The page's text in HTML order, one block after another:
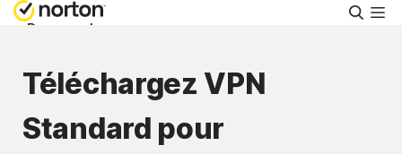
Personnel
Small Business
Ressources
Téléchargez VPN
Standard pour